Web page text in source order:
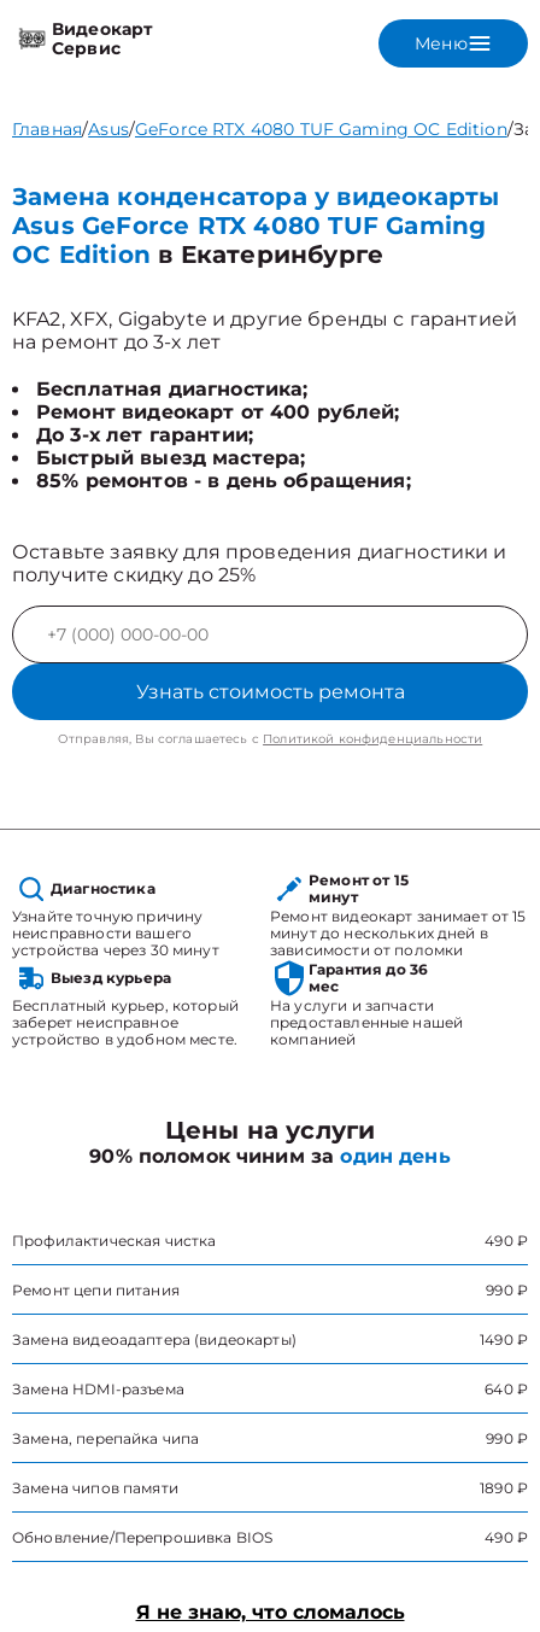
Видеокарт
Сервис
Меню
Главная/Asus/GeForce RTX 4080 TUF Gaming OC Edition/
Замена конденсатора у видеокарты
Asus GeForce RTX 4080 TUF Gaming
OC Edition в Екатеринбурге
KFA2, XFX, Gigabyte и другие бренды с гарантией
на ремонт до 3-х лет
Бесплатная диагностика;
Ремонт видеокарт от 400 рублей;
До 3-х лет гарантии;
Быстрый выезд мастера;
85% ремонтов - в день обращения;
Оставьте заявку для проведения диагностики и
получите скидку до 25%
Узнать стоимость ремонта
Отправляя, Вы соглашаетесь с Политикой конфиденциальности
Диагностика
Узнайте точную причину
неисправности вашего
устройства через 30 минут
Ремонт от 15
минут
Ремонт видеокарт занимает от 15
минут до нескольких дней в
зависимости от поломки
Выезд курьера
Бесплатный курьер, который
заберет неисправное
устройство в удобном месте.
Гарантия до 36
мес
На услуги и запчасти
предоставленные нашей
компанией
Цены на услуги
90% поломок чиним заодин день
Профилактическая чистка 490 ₽
Ремонт цепи питания 990 ₽
Замена видеоадаптера (видеокарты) 1490 ₽
Замена HDMI-разъема 640 ₽
Замена, перепайка чипа 990 ₽
Замена чипов памяти 1890 ₽
Обновление/Перепрошивка BIOS 490 ₽
Я не знаю, что сломалось